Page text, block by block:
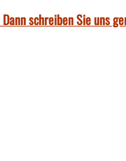
schreiben Sie uns